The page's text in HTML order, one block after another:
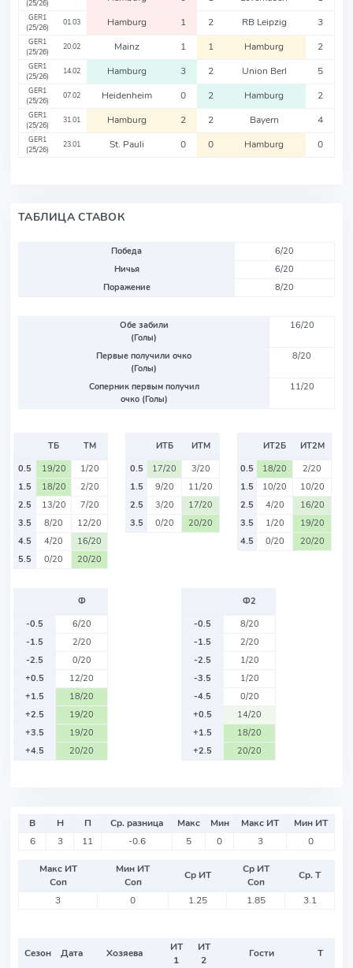
(25/26)
GER1
(25/26)
01.03 Hamburg 1 2 RB Leipzig 3
GER1
(25/26)
20.02 Mainz 1 1 Hamburg 2
GER1
(25/26)
14.02 Hamburg 3 2 Union Berl 5
GER1
(25/26)
07.02 Heidenheim 0 2 Hamburg 2
GER1
(25/26)
31.01 Hamburg 2 2 Bayern 4
GER1
(25/26)
23.01 St. Pauli 0 0 Hamburg 0
ТАБЛИЦА СТАВОК
Победа
6/20
Ничья
6/20
Поражение
8/20
Обе забили
(Голы)
16/20
Первые получили очко
(Голы)
8/20
Соперник первым получил
очко (Голы)
11/20
ТБ
ТМ
0.5
19/20
1/20
1.5
18/20
2/20
2.5
13/20
7/20
3.5
8/20
12/20
4.5
4/20
16/20
5.5
0/20 20/20
ИТБ
ИТМ
0.5
17/20
3/20
1.5
9/20
11/20
2.5
3/20
17/20
3.5
0/20 20/20
ИТ2Б
ИТ2М
0.5
18/20
2/20
1.5
10/20
10/20
2.5
4/20
16/20
3.5
1/20
19/20
4.5
0/20 20/20
Ф
-0.5
6/20
-1.5
2/20
-2.5
0/20
+0.5
12/20
+1.5
18/20
+2.5
19/20
+3.5
19/20
+4.5
20/20
Ф2
-0.5
8/20
-1.5
2/20
-2.5
1/20
-3.5
1/20
-4.5
0/20
+0.5
14/20
+1.5
18/20
+2.5
20/20
В Н П Ср. разница Макс Мин Макс ИТ
Мин ИТ
6
3 11 -0.6 5 0 3 0
Макс ИТ
Соп
Мин ИТ
Соп
Ср ИТ
Ср ИТ
Соп
Ср. Т
3
0 1.25 1.85 3.1
Сезон Дата Хозяева
ИТ
1
ИТ
2
Гости Т